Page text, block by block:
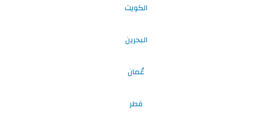
الكويت
البحرين
عُمان
قطر